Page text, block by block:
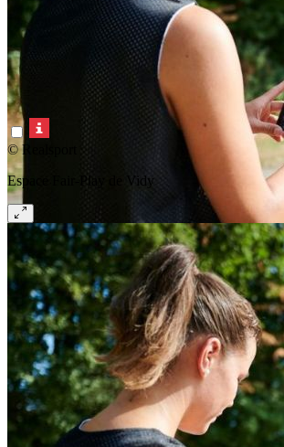
© Realsport
Espace Fair-Play de Vidy